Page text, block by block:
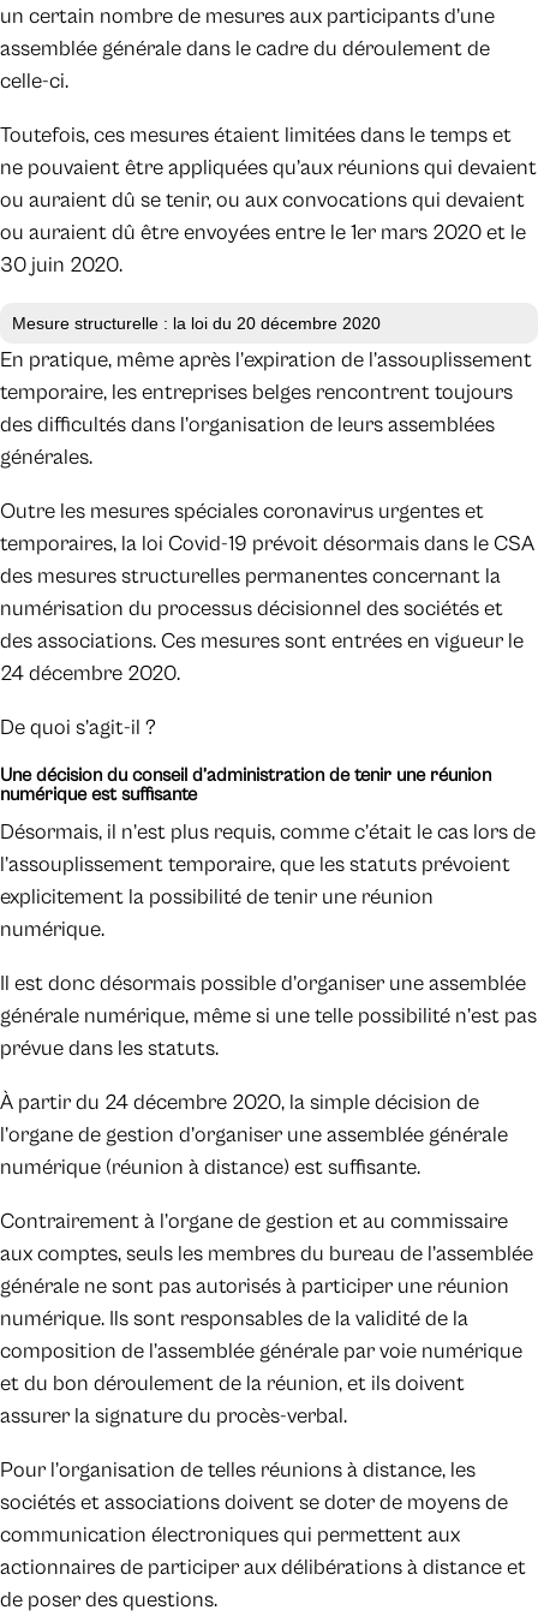
un certain nombre de mesures aux participants d’une
assemblée générale dans le cadre du déroulement de
celle-ci.
Toutefois, ces mesures étaient limitées dans le temps et
ne pouvaient être appliquées qu’aux réunions qui devaient
ou auraient dû se tenir, ou aux convocations qui devaient
ou auraient dû être envoyées entre le 1er mars 2020 et le
30 juin 2020.
Mesure structurelle : la loi du 20 décembre 2020
En pratique, même après l’expiration de l’assouplissement
temporaire, les entreprises belges rencontrent toujours
des difficultés dans l’organisation de leurs assemblées
générales.
Outre les mesures spéciales coronavirus urgentes et
temporaires, la loi Covid-19 prévoit désormais dans le CSA
des mesures structurelles permanentes concernant la
numérisation du processus décisionnel des sociétés et
des associations. Ces mesures sont entrées en vigueur le
24 décembre 2020.
De quoi s’agit-il ?
Une décision du conseil d’administration de tenir une réunion
numérique est suffisante
Désormais, il n’est plus requis, comme c’était le cas lors de
l’assouplissement temporaire, que les statuts prévoient
explicitement la possibilité de tenir une réunion
numérique.
Il est donc désormais possible d’organiser une assemblée
générale numérique, même si une telle possibilité n’est pas
prévue dans les statuts.
À partir du 24 décembre 2020, la simple décision de
l’organe de gestion d’organiser une assemblée générale
numérique (réunion à distance) est suffisante.
Contrairement à l’organe de gestion et au commissaire
aux comptes, seuls les membres du bureau de l’assemblée
générale ne sont pas autorisés à participer une réunion
numérique. Ils sont responsables de la validité de la
composition de l’assemblée générale par voie numérique
et du bon déroulement de la réunion, et ils doivent
assurer la signature du procès-verbal.
Pour l’organisation de telles réunions à distance, les
sociétés et associations doivent se doter de moyens de
communication électroniques qui permettent aux
actionnaires de participer aux délibérations à distance et
de poser des questions.